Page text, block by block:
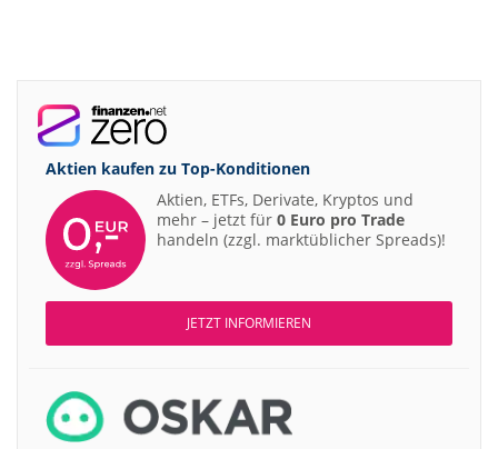
Aktien kaufen zu Top-Konditionen
Aktien, ETFs, Derivate, Kryptos und
mehr – jetzt für 0 Euro pro Trade
handeln (zzgl. marktüblicher Spreads)!
JETZT INFORMIEREN